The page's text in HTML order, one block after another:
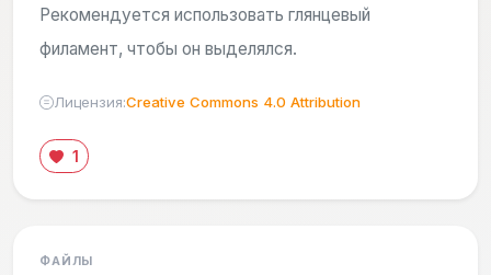
Рекомендуется использовать глянцевый
филамент, чтобы он выделялся.
Лицензия:Creative Commons 4.0 Attribution
1
ФАЙЛЫ